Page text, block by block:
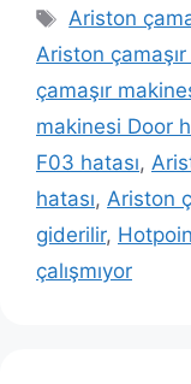
Etiketler
Ariston
Ariston çamaşır
çamaşır
makinesi Door
F03 hatası,
hatası, Ariston
giderilir,
çalışmıyor